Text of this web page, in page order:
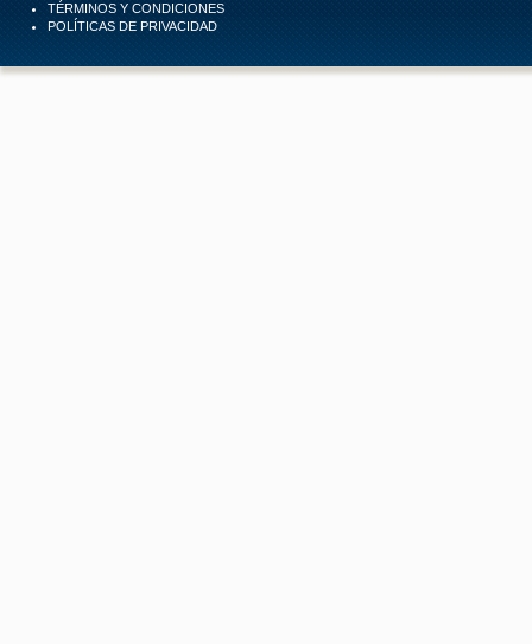
TÉRMINOS Y CONDICIONES
POLÍTICAS DE PRIVACIDAD